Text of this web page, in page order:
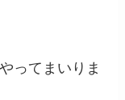
ってまいりま